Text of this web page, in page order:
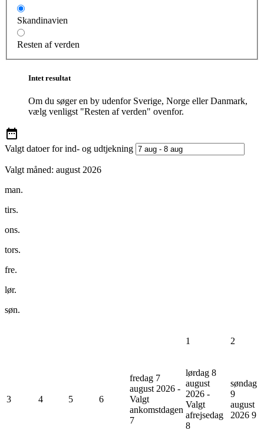
Skandinavien
Resten af verden
Intet resultat
Om du søger en by udenfor Sverige, Norge eller Danmark,
vælg venligst "Resten af verden" ovenfor.
Valgt datoer for ind- og udtjekning
Valgt måned: august 2026
man.
tirs.
ons.
tors.
fre.
lør.
søn.
1 2
3 4 5 6
fredag 7
august 2026 -
Valgt
ankomstdagen
7
lørdag 8
august
2026 -
Valgt
afrejsedag
8
søndag
9
august
2026 9